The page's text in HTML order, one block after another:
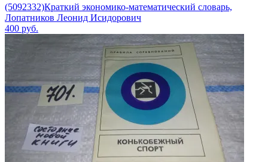
(5092332)Краткий экономико-математический словарь,
Лопатников Леонид Исидорович
400 руб.